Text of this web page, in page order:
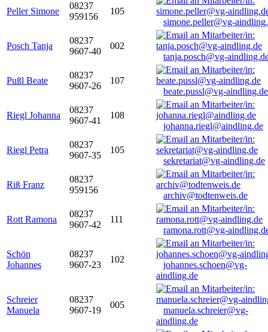
Peller Simone
08237
959156
105
simone.peller@vg-
Posch Tanja
08237
9607-40
002
tanja.posch@vg-
Pußl Beate
08237
9607-26
107
beate.pussl@vg-aindling.de
Riegl Johanna
08237
9607-41
108
johanna.riegl@aindling.de
Riegl Petra
08237
9607-35
105
sekretariat@vg-aindling.de
Riß Franz
08237
959156
archiv@todtenweis.de
Rott Ramona
08237
9607-42
111
ramona.rott@vg-
Schön
Johannes
08237
9607-23
102
johannes.schoen@vg-
aindling.de
Schreier
Manuela
08237
9607-19
005
manuela.schreier@vg-
aindling.de